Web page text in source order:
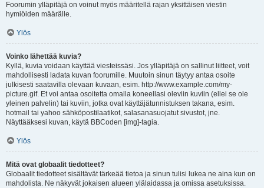
Foorumin ylläpitäjä on voinut myös määritellä rajan yksittäisen viestin
hymiöiden määrälle.
Ylös
Voinko lähettää kuvia?
Kyllä, kuvia voidaan käyttää viesteissäsi. Jos ylläpitäjä on sallinut liitteet, voit
mahdollisesti ladata kuvan foorumille. Muutoin sinun täytyy antaa osoite
julkisesti saatavilla olevaan kuvaan, esim. http://www.example.com/my-
picture.gif. Et voi antaa osoitetta omalla koneellasi oleviin kuviin (ellei se ole
yleinen palvelin) tai kuviin, jotka ovat käyttäjätunnistuksen takana, esim.
hotmail tai yahoo sähköpostilaatikot, salasanasuojatut sivustot, jne.
Näyttääksesi kuvan, käytä BBCoden [img]-tagia.
Ylös
Mitä ovat globaalit tiedotteet?
Globaalit tiedotteet sisältävät tärkeää tietoa ja sinun tulisi lukea ne aina kun on
mahdolista. Ne näkyvät jokaisen alueen ylälaidassa ja omissa asetuksissa.